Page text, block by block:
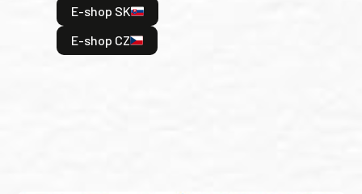
E-shop SK
E-shop CZ